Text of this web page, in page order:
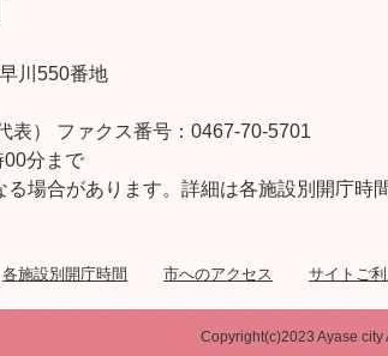
川550番地
表） ファクス番号：0467-70-5701
00分まで
る場合があります。詳細は各施設別開庁時
各施設別開庁時間 市へのアクセス サイトご
Copyright(c)2023 Ayase city